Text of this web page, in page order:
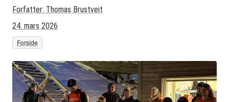
Forfatter: Thomas Brustveit
24. mars 2026
Forside